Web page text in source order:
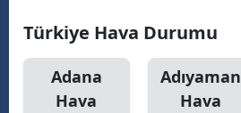
Türkiye Hava Durumu
Adana
Hava
Adıyaman
Hava